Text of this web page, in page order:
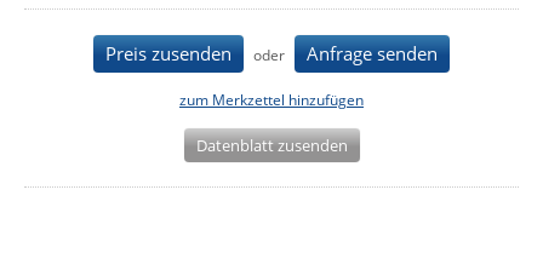
Guntermann & Drunck
High Sec LabsPreis zusenden oder Anfrage senden
zum Merkzettel hinzufügen
Datenblatt zusenden